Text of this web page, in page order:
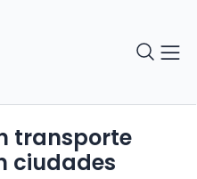
transporte
ciudades